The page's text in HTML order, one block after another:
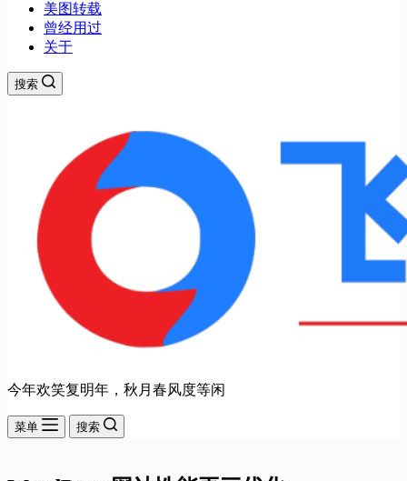
美图转载
曾经用过
关于
搜索
今年欢笑复明年，秋月春风度等闲
菜单 搜索